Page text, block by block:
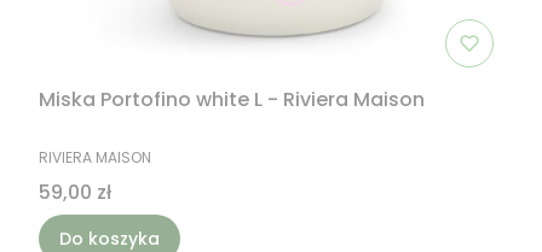
Miska Portofino white L - Riviera Maison
PRODUCENT
RIVIERA MAISON
Cena
59,00 zł
Do koszyka